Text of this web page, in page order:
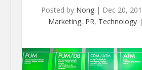
Posted by Nong | Dec 20,
Marketing, PR, Technology